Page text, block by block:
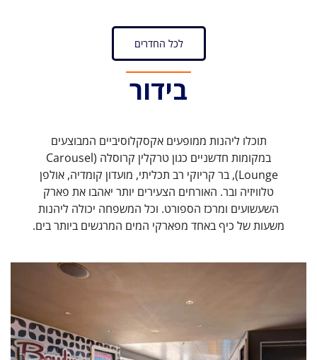
לכל החדרים
בידור
תוכלו ליהנות ממופעים אקסקלוסיביים המבוצעים
במקומות חדשניים כגון טרקלין קרוסלה (Carousel
Lounge), בר קריוקי רב תכליתי, מועדון קומדיה, אולפן
טלוויזיה ובר. האורחים הצעירים יותר יאהבו את פארק
השעשועים ומרכז הספורט. וכל המשפחה יכולה ליהנות
משעות של כיף באחד מפארקי המים המרגשים ביותר בים.